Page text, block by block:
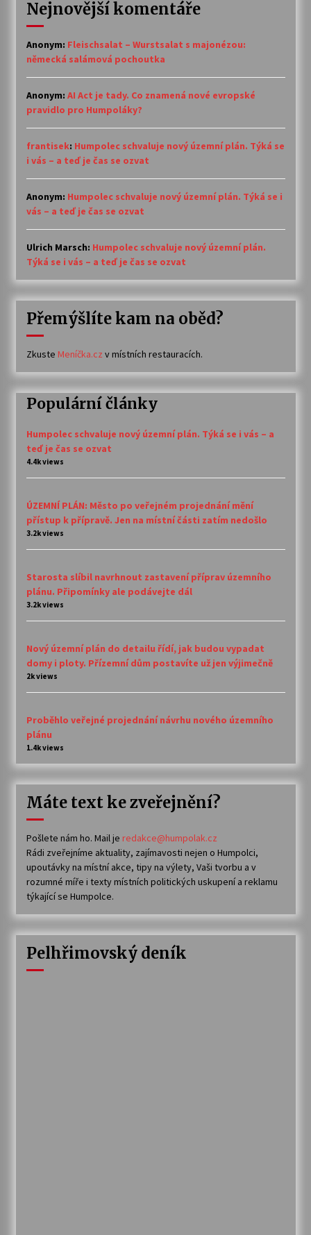
Nejnovější komentáře
Anonym: Fleischsalat – Wurstsalat s majonézou:
německá salámová pochoutka
Anonym: AI Act je tady. Co znamená nové evropské
pravidlo pro Humpoláky?
frantisek: Humpolec schvaluje nový územní plán. Týká se
i vás – a teď je čas se ozvat
Anonym: Humpolec schvaluje nový územní plán. Týká se i
vás – a teď je čas se ozvat
Ulrich Marsch: Humpolec schvaluje nový územní plán.
Týká se i vás – a teď je čas se ozvat
Přemýšlíte kam na oběd?
Zkuste Meníčka.cz v místních restauracích.
Populární články
Humpolec schvaluje nový územní plán. Týká se i vás – a
teď je čas se ozvat
4.4k views
ÚZEMNÍ PLÁN: Město po veřejném projednání mění
přístup k přípravě. Jen na místní části zatím nedošlo
3.2k views
Starosta slíbil navrhnout zastavení příprav územního
plánu. Připomínky ale podávejte dál
3.2k views
Nový územní plán do detailu řídí, jak budou vypadat
domy i ploty. Přízemní dům postavíte už jen výjimečně
2k views
Proběhlo veřejné projednání návrhu nového územního
plánu
1.4k views
Máte text ke zveřejnění?
Pošlete nám ho. Mail je redakce@humpolak.cz
Rádi zveřejníme aktuality, zajímavosti nejen o Humpolci,
upoutávky na místní akce, tipy na výlety, Vaši tvorbu a v
rozumné míře i texty místních politických uskupení a reklamu
týkající se Humpolce.
Pelhřimovský deník